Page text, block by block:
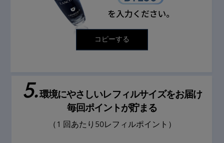
コピーする
5.環境にやさしいレフィルサイズをお届け
毎回ポイントが貯まる
（1 回あたり50レフィルポイント）